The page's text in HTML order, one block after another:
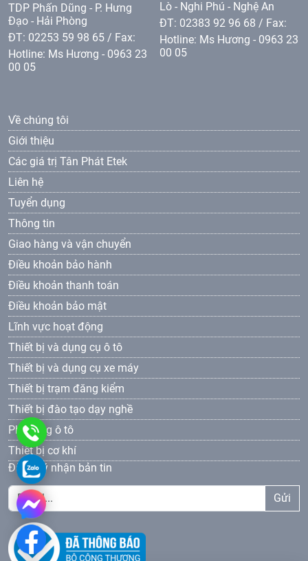
TDP Phấn Dũng - P. Hưng
Đạo - Hải Phòng
ĐT: 02253 59 98 65 / Fax:
Hotline: Ms Hương - 0963 23
00 05
Lò - Nghi Phú - Nghệ An
ĐT: 02383 92 96 68 / Fax:
Hotline: Ms Hương - 0963 23
00 05
Về chúng tôi
Giới thiệu
Các giá trị Tân Phát Etek
Liên hệ
Tuyển dụng
Thông tin
Giao hàng và vận chuyển
Điều khoản bảo hành
Điều khoản thanh toán
Điều khoản bảo mật
Lĩnh vực hoạt động
Thiết bị và dụng cụ ô tô
Thiết bị và dụng cụ xe máy
Thiết bị trạm đăng kiểm
Thiết bị đào tạo dạy nghề
Phụ tùng ô tô
Thiết bị cơ khí
Đăng ký nhận bản tin
Gửi
0961
69
81
0961693381